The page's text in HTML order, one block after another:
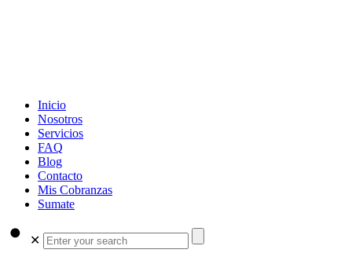
Inicio
Nosotros
Servicios
FAQ
Blog
Contacto
Mis Cobranzas
Sumate
✕